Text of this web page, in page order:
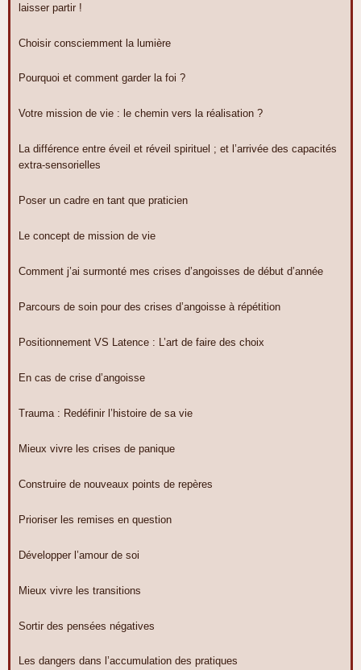
laisser partir !
Choisir consciemment la lumière
Pourquoi et comment garder la foi ?
Votre mission de vie : le chemin vers la réalisation ?
La différence entre éveil et réveil spirituel ; et l’arrivée des capacités
extra-sensorielles
Poser un cadre en tant que praticien
Le concept de mission de vie
Comment j’ai surmonté mes crises d’angoisses de début d’année
Parcours de soin pour des crises d’angoisse à répétition
Positionnement VS Latence : L’art de faire des choix
En cas de crise d’angoisse
Trauma : Redéfinir l’histoire de sa vie
Mieux vivre les crises de panique
Construire de nouveaux points de repères
Prioriser les remises en question
Développer l’amour de soi
Mieux vivre les transitions
Sortir des pensées négatives
Les dangers dans l’accumulation des pratiques